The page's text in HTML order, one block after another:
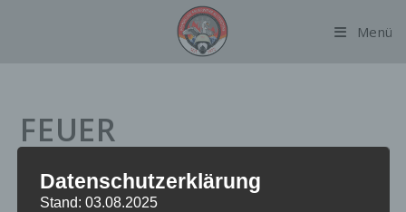
Menü
FEUER
Datum: 22. Mai 2024 um 2:30 Uhr
Datenschutzerklärung
Stand: 03.08.2025